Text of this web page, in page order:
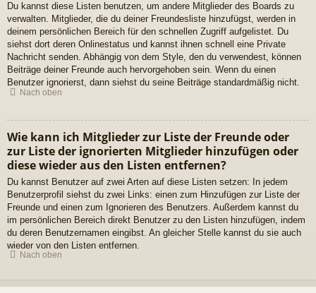
Du kannst diese Listen benutzen, um andere Mitglieder des Boards zu
verwalten. Mitglieder, die du deiner Freundesliste hinzufügst, werden in
deinem persönlichen Bereich für den schnellen Zugriff aufgelistet. Du
siehst dort deren Onlinestatus und kannst ihnen schnell eine Private
Nachricht senden. Abhängig von dem Style, den du verwendest, können
Beiträge deiner Freunde auch hervorgehoben sein. Wenn du einen
Benutzer ignorierst, dann siehst du seine Beiträge standardmäßig nicht.
Nach oben
Wie kann ich Mitglieder zur Liste der Freunde oder
zur Liste der ignorierten Mitglieder hinzufügen oder
diese wieder aus den Listen entfernen?
Du kannst Benutzer auf zwei Arten auf diese Listen setzen: In jedem
Benutzerprofil siehst du zwei Links: einen zum Hinzufügen zur Liste der
Freunde und einen zum Ignorieren des Benutzers. Außerdem kannst du
im persönlichen Bereich direkt Benutzer zu den Listen hinzufügen, indem
du deren Benutzernamen eingibst. An gleicher Stelle kannst du sie auch
wieder von den Listen entfernen.
Nach oben